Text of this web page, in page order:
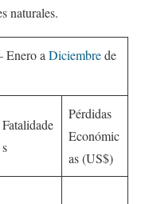
naturales.
Enero a Diciembrede
Fatalidade
s
Pérdidas
Económic
as (US$)